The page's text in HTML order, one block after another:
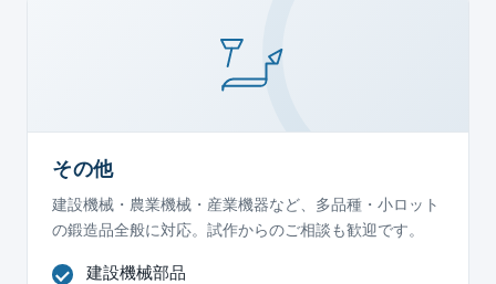
その他
建設機械・農業機械・産業機器など、多品種・小ロット
の鍛造品全般に対応。試作からのご相談も歓迎です。
建設機械部品